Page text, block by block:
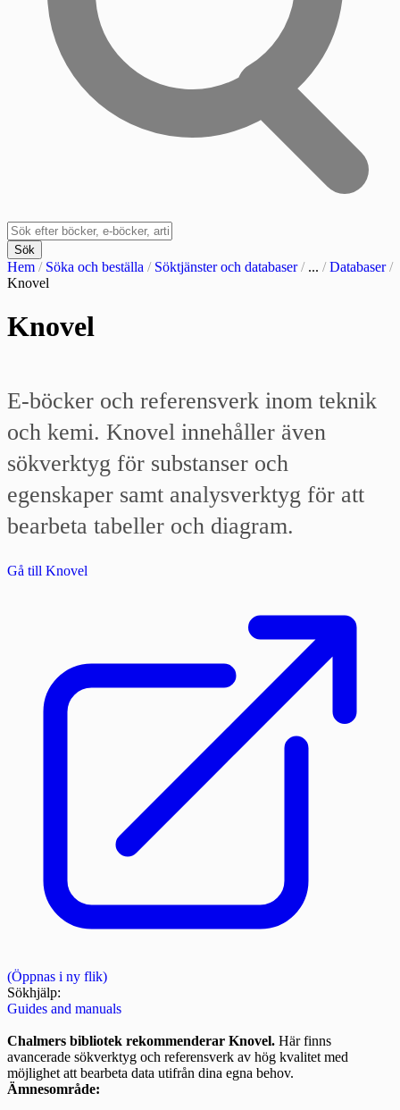
Sök
Hem / Söka och beställa / Söktjänster och databaser / ... /Databaser /
Knovel
Knovel
E-böcker och referensverk inom teknik
och kemi. Knovel innehåller även
sökverktyg för substanser och
egenskaper samt analysverktyg för att
bearbeta tabeller och diagram.
Gå till Knovel
(Öppnas i ny flik)
Sökhjälp:
Guides and manuals
Chalmers bibliotek rekommenderar Knovel. Här finns
avancerade sökverktyg och referensverk av hög kvalitet med
möjlighet att bearbeta data utifrån dina egna behov.
Ämnesområde: